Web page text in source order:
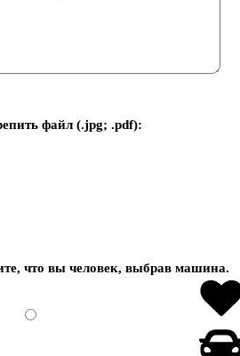
файл (.jpg; .pdf):
что вы человек, выбрав машина.